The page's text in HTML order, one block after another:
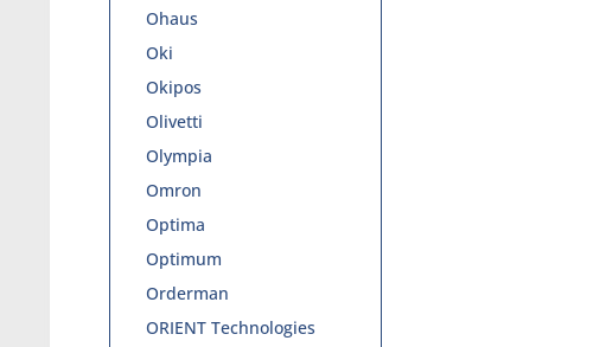
Ohaus
Oki
Okipos
Olivetti
Olympia
Omron
Optima
Optimum
Orderman
ORIENT Technologies